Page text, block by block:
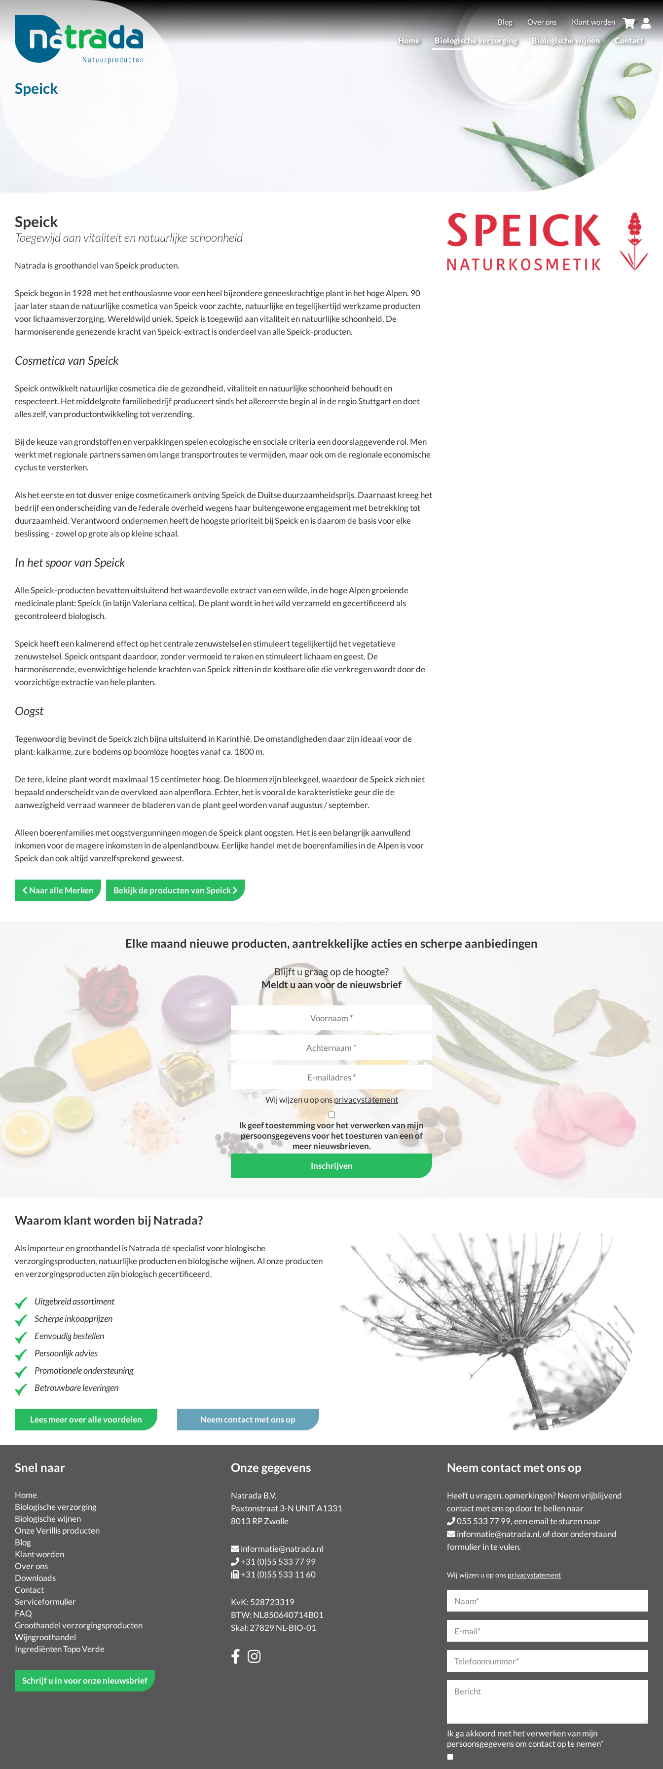
Speick
Blog Over ons Klant worden
Home Biologische verzorging
Merken
Biologische wijnen Contact
Speick
Toegewijd aan vitaliteit en natuurlijke schoonheid
Natrada is groothandel van Speick producten.
Speick begon in 1928 met het enthousiasme voor een heel bijzondere geneeskrachtige plant in het hoge Alpen. 90
jaar later staan ​​de natuurlijke cosmetica van Speick voor zachte, natuurlijke en tegelijkertijd werkzame producten
voor lichaamsverzorging. Wereldwijd uniek. Speick is toegewijd aan vitaliteit en natuurlijke schoonheid. De
harmoniserende genezende kracht van Speick-extract is onderdeel van alle Speick-producten.
Cosmetica van Speick
Speick ontwikkelt natuurlijke cosmetica die de gezondheid, vitaliteit en natuurlijke schoonheid behoudt en
respecteert. Het middelgrote familiebedrijf produceert sinds het allereerste begin al in de regio Stuttgart en doet
alles zelf, van productontwikkeling tot verzending.
Bij de keuze van grondstoffen en verpakkingen spelen ecologische en sociale criteria een doorslaggevende rol. Men
werkt met regionale partners samen om lange transportroutes te vermijden, maar ook om de regionale economische
cyclus te versterken.
Als het eerste en tot dusver enige cosmeticamerk ontving Speick de Duitse duurzaamheidsprijs. Daarnaast kreeg het
bedrijf een onderscheiding van de federale overheid wegens haar buitengewone engagement met betrekking tot
duurzaamheid. Verantwoord ondernemen heeft de hoogste prioriteit bij Speick en is daarom de basis voor elke
beslissing - zowel op grote als op kleine schaal.
In het spoor van Speick
Alle Speick-producten bevatten uitsluitend het waardevolle extract van een wilde, in de hoge Alpen groeiende
medicinale plant: Speick (in latijn Valeriana celtica). De plant wordt in het wild verzameld en gecertificeerd als
gecontroleerd biologisch.
Speick heeft een kalmerend effect op het centrale zenuwstelsel en stimuleert tegelijkertijd het vegetatieve
zenuwstelsel. Speick ontspant daardoor, zonder vermoeid te raken en stimuleert lichaam en geest. De
harmoniserende, evenwichtige helende krachten van Speick zitten in de kostbare olie die verkregen wordt door de
voorzichtige extractie van hele planten.
Oogst
Tegenwoordig bevindt de Speick zich bijna uitsluitend in Karinthië. De omstandigheden daar zijn ideaal voor de
plant: kalkarme, zure bodems op boomloze hoogtes vanaf ca. 1800 m.
De tere, kleine plant wordt maximaal 15 centimeter hoog. De bloemen zijn bleekgeel, waardoor de Speick zich niet
bepaald onderscheidt van de overvloed aan alpenflora. Echter, het is vooral de karakteristieke geur die de
aanwezigheid verraad wanneer de bladeren van de plant geel worden vanaf augustus / september.
Alleen boerenfamilies met oogstvergunningen mogen de Speick plant oogsten. Het is een belangrijk aanvullend
inkomen voor de magere inkomsten in de alpenlandbouw. Eerlijke handel met de boerenfamilies in de Alpen is voor
Speick dan ook altijd vanzelfsprekend geweest.
Naar alle Merken Bekijk de producten van Speick
Elke maand nieuwe producten, aantrekkelijke acties en scherpe aanbiedingen
Blijft u graag op de hoogte?
Meldt u aan voor de nieuwsbrief
Wij wijzen u op onsprivacystatement
Ik geef toestemming voor het verwerken van mijn
persoonsgegevens voor het toesturen van een of
meer nieuwsbrieven.
Waarom klant worden bij Natrada?
Als importeur en groothandel isNatradadé specialist voorbiologische
verzorgingsproducten, natuurlijke producten enbiologische wijnen. Al onze producten
en verzorgingsproducten zijn biologisch gecertificeerd.
Uitgebreid assortiment
Scherpe inkoopprijzen
Eenvoudig bestellen
Persoonlijk advies
Promotionele ondersteuning
Betrouwbare leveringen
Lees meer over alle voordelen Neem contact met ons op
Snel naar
Home
Biologische verzorging
Biologische wijnen
Onze Verillis producten
Blog
Klant worden
Over ons
Downloads
Contact
Serviceformulier
FAQ
Groothandel verzorgingsproducten
Wijngroothandel
Ingrediënten Topo Verde
Schrijf u in voor onze nieuwsbrief
Onze gegevens
Natrada B.V.
Paxtonstraat 3-N UNIT A1331
8013 RP Zwolle
informatie@natrada.nl
+31 (0)55 533 77 99
+31 (0)55 533 11 60
KvK: 528723319
BTW: NL850640714B01
Skal: 27829 NL-BIO-01
Neem contact met ons op
Heeft u vragen, opmerkingen? Neem vrijblijvend
contact met ons op door te bellen naar
055 533 77 99, een email te sturen naar
informatie@natrada.nl, of door onderstaand
formulier in te vulen.
Wij wijzen u op ons privacystatement
Naam*
E-mail*
Telefoonnummer*
Bericht
Ik ga akkoord met het verwerken van mijn
persoonsgegevens om contact op te nemen*